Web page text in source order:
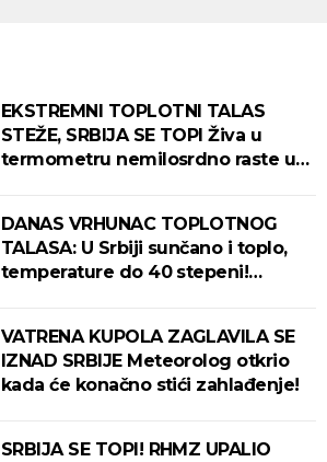
EKSTREMNI TOPLOTNI TALAS
STEŽE, SRBIJA SE TOPI Živa u
termometru nemilosrdno raste u
DANAS VRHUNAC TOPLOTNOG
TALASA: U Srbiji sunčano i toplo,
temperature do 40 stepeni!
VATRENA KUPOLA ZAGLAVILA SE
IZNAD SRBIJE Meteorolog otkrio
kada će konačno stići zahlađenje!
SRBIJA SE TOPI! RHMZ UPALIO